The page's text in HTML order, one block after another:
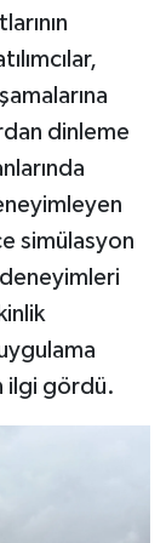
dinleme
simülasyon
ilgi gördü.